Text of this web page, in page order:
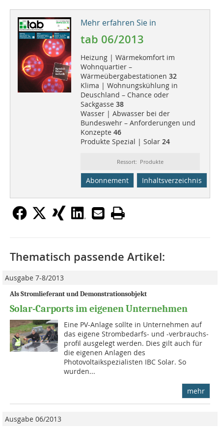
Mehr erfahren Sie in
tab 06/2013
Heizung | Wärmekomfort im
Wohnquartier –
Wärmeübergabestationen 32
Klima | Wohnungskühlung in
Deuschland – Chance oder
Sackgasse 38
Wasser | Abwasser bei der
Bundeswehr – Anforderungen und
Konzepte 46
Produkte Spezial | Solar 24
Ressort: Produkte
Abonnement Inhaltsverzeichnis
Thematisch passende Artikel:
Ausgabe 7-8/2013
Als Stromlieferant und Demonstrationsobjekt
Solar-Carports im eigenen Unternehmen
Eine PV-Anlage sollte in Unternehmen auf
das eigene Strombedarfs- und -verbrauchs­
profil ausgelegt werden. Dies gilt auch für
die eigenen Anlagen des
Photovoltaikspezialisten IBC Solar. So
wurden...
mehr
Ausgabe 06/2013